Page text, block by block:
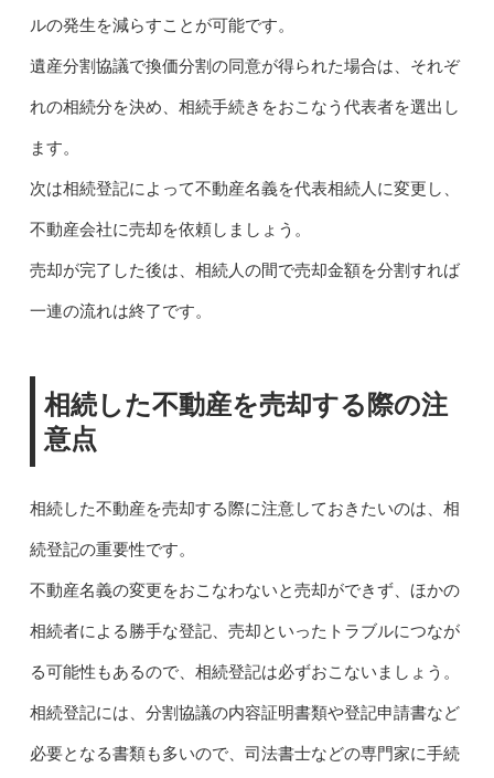
ルの発生を減らすことが可能です。
遺産分割協議で換価分割の同意が得られた場合は、それぞ
れの相続分を決め、相続手続きをおこなう代表者を選出し
ます。
次は相続登記によって不動産名義を代表相続人に変更し、
不動産会社に売却を依頼しましょう。
売却が完了した後は、相続人の間で売却金額を分割すれば
一連の流れは終了です。
相続した不動産を売却する際の注
意点
相続した不動産を売却する際に注意しておきたいのは、相
続登記の重要性です。
不動産名義の変更をおこなわないと売却ができず、ほかの
相続者による勝手な登記、売却といったトラブルにつなが
る可能性もあるので、相続登記は必ずおこないましょう。
相続登記には、分割協議の内容証明書類や登記申請書など
必要となる書類も多いので、司法書士などの専門家に手続